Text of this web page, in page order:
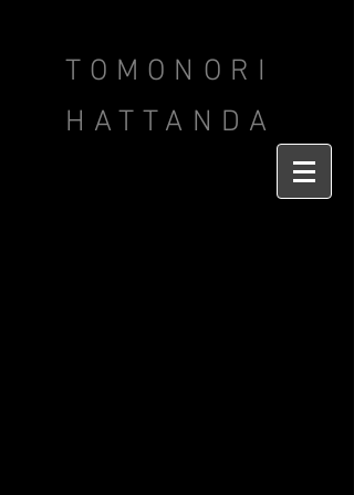
TOMONORI
HATTANDA